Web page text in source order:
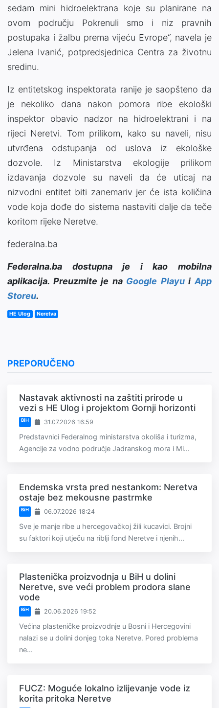
sedam mini hidroelektrana koje su planirane na
ovom području Pokrenuli smo i niz pravnih
postupaka i žalbu prema vijeću Evrope“, navela je
Jelena Ivanić, potpredsjednica Centra za životnu
sredinu.
Iz entitetskog inspektorata ranije je saopšteno da
je nekoliko dana nakon pomora ribe ekološki
inspektor obavio nadzor na hidroelektrani i na
rijeci Neretvi. Tom prilikom, kako su naveli, nisu
utvrđena odstupanja od uslova iz ekološke
dozvole. Iz Ministarstva ekologije prilikom
izdavanja dozvole su naveli da će uticaj na
nizvodni entitet biti zanemariv jer će ista količina
vode koja dođe do sistema nastaviti dalje da teče
koritom rijeke Neretve.
federalna.ba
Federalna.ba dostupna je i kao mobilna
aplikacija. Preuzmite je na Google PlayuiApp
Storeu.
HE Ulog Neretva
PREPORUČENO
Nastavak aktivnosti na zaštiti prirode u
vezi s HE Ulog i projektom Gornji horizonti
BiH 31.07.2026 16:59
Predstavnici Federalnog ministarstva okoliša i turizma,
Agencije za vodno područje Jadranskog mora i Mi...
Endemska vrsta pred nestankom: Neretva
ostaje bez mekousne pastrmke
BiH 06.07.2026 18:24
Sve je manje ribe u hercegovačkoj žili kucavici. Brojni
su faktori koji utječu na riblji fond Neretve i njenih...
Plastenička proizvodnja u BiH u dolini
Neretve, sve veći problem prodora slane
vode
BiH 20.06.2026 19:52
Većina plasteničke proizvodnje u Bosni i Hercegovini
nalazi se u dolini donjeg toka Neretve. Pored problema
ne...
FUCZ: Moguće lokalno izlijevanje vode iz
korita pritoka Neretve